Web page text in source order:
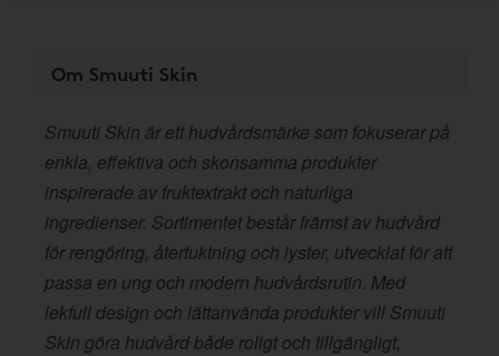
Om Smuuti Skin
Smuuti Skin är ett hudvårdsmärke som fokuserar på
enkla, effektiva och skonsamma produkter
inspirerade av fruktextrakt och naturliga
ingredienser. Sortimentet består främst av hudvård
för rengöring, återfuktning och lyster, utvecklat för att
passa en ung och modern hudvårdsrutin. Med
lekfull design och lättanvända produkter vill Smuuti
Skin göra hudvård både roligt och tillgängligt,